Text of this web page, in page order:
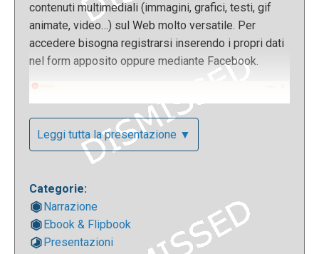
contenuti multimediali (immagini, grafici, testi, gif
animate, video…) sul Web molto versatile. Per
accedere bisogna registrarsi inserendo i propri dati
nel form apposito oppure mediante Facebook.
Il piano di abbonamento gratuito è quello “Creative”
Leggi tutta la presentazione ▼
Categorie:
Narrazione
Ebook & Flipbook
Presentazioni